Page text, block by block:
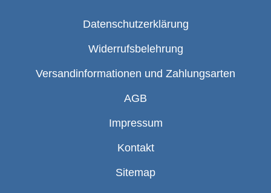
Datenschutzerklärung
Widerrufsbelehrung
Versandinformationen und Zahlungsarten
AGB
Impressum
Kontakt
Sitemap